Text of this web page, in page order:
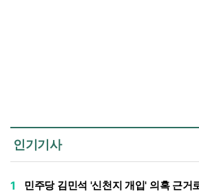
인기기사
1
민주당 김민석 '신천지 개입' 의혹 근거